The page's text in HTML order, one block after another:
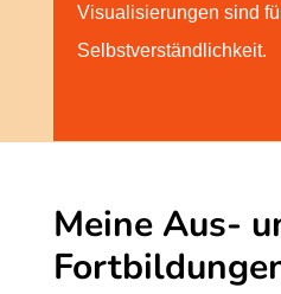
Visualisierungen sind
Selbstverständlichkeit.
Meine Aus-